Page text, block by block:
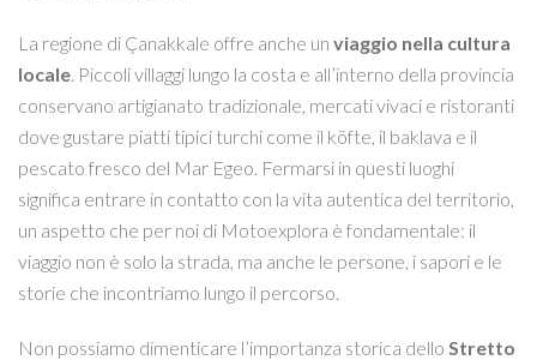
La regione di Çanakkale offre anche un viaggio nella cultura
locale. Piccoli villaggi lungo la costa e all’interno della provincia
conservano artigianato tradizionale, mercati vivaci e ristoranti
dove gustare piatti tipici turchi come il köfte, il baklava e il
pescato fresco del Mar Egeo. Fermarsi in questi luoghi
significa entrare in contatto con la vita autentica del territorio,
un aspetto che per noi di Motoexplora è fondamentale: il
viaggio non è solo la strada, ma anche le persone, i sapori e le
storie che incontriamo lungo il percorso.
Non possiamo dimenticare l’importanza storica dello Stretto